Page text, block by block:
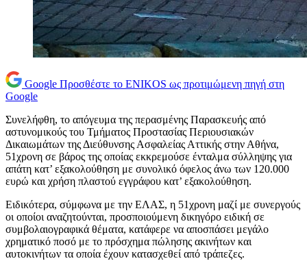
Google Προσθέστε το ENIKOS ως προτιμώμενη πηγή στη
Google
Συνελήφθη, το απόγευμα της περασμένης Παρασκευής από
αστυνομικούς του Τμήματος Προστασίας Περιουσιακών
Δικαιωμάτων της Διεύθυνσης Ασφαλείας Αττικής στην Αθήνα,
51χρονη σε βάρος της οποίας εκκρεμούσε ένταλμα σύλληψης για
απάτη κατ’ εξακολούθηση με συνολικό όφελος άνω των 120.000
ευρώ και χρήση πλαστού εγγράφου κατ’ εξακολούθηση.
Ειδικότερα, σύμφωνα με την ΕΛΑΣ, η 51χρονη μαζί με συνεργούς
οι οποίοι αναζητούνται, προσποιούμενη δικηγόρο ειδική σε
συμβολαιογραφικά θέματα, κατάφερε να αποσπάσει μεγάλο
χρηματικό ποσό με το πρόσχημα πώλησης ακινήτων και
αυτοκινήτων τα οποία έχουν κατασχεθεί από τράπεζες.